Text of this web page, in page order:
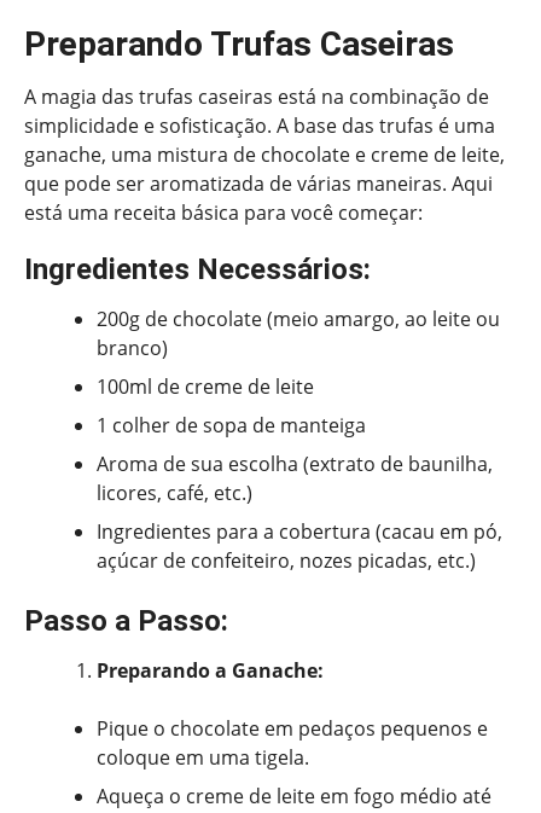
Preparando Trufas Caseiras
A magia das trufas caseiras está na combinação de
simplicidade e sofisticação. A base das trufas é uma
ganache, uma mistura de chocolate e creme de leite,
que pode ser aromatizada de várias maneiras. Aqui
está uma receita básica para você começar:
Ingredientes Necessários:
200g de chocolate (meio amargo, ao leite ou
branco)
100ml de creme de leite
1 colher de sopa de manteiga
Aroma de sua escolha (extrato de baunilha,
licores, café, etc.)
Ingredientes para a cobertura (cacau em pó,
açúcar de confeiteiro, nozes picadas, etc.)
Passo a Passo:
Preparando a Ganache:
Pique o chocolate em pedaços pequenos e
coloque em uma tigela.
Aqueça o creme de leite em fogo médio até